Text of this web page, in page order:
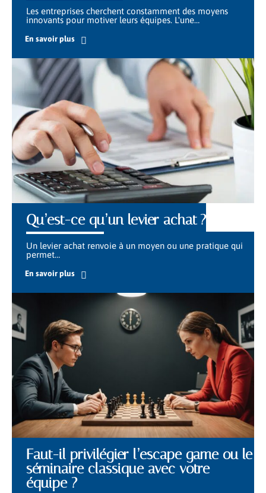
Les entreprises cherchent constamment des moyens
innovants pour motiver leurs équipes. L'une…
En savoir plus
Qu’est-ce qu’un levier achat ?
Un levier achat renvoie à un moyen ou une pratique qui
permet…
En savoir plus
Faut-il privilégier l’escape game ou le
séminaire classique avec votre
équipe ?